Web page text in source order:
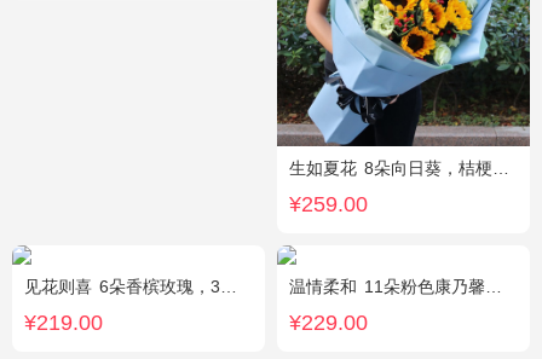
生如夏花 8朵向日葵，桔梗、红豆、绿叶搭配
¥259.00
见花则喜 6朵香槟玫瑰，3朵向日葵，桔梗、绿叶搭配
¥219.00
温情柔和 11朵粉色康乃馨，8朵粉玫瑰，搭配桔梗
¥229.00